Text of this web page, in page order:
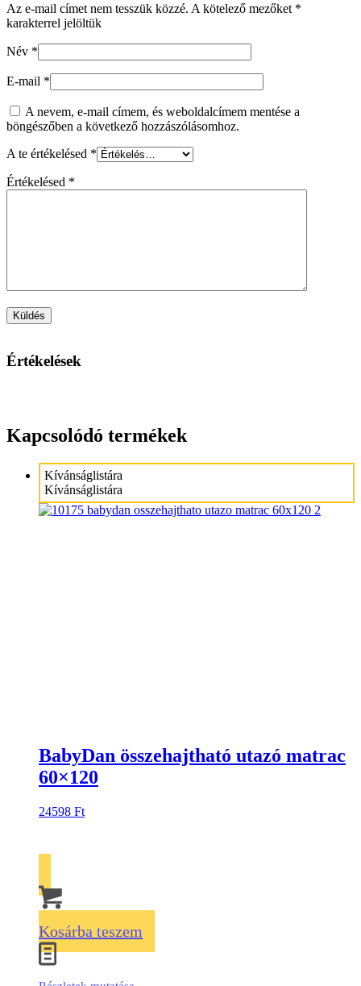
Az e-mail címet nem tesszük közzé. A kötelező mezőket *
karakterrel jelöltük
Név *
E-mail *
A nevem, e-mail címem, és weboldalcímem mentése a
böngészőben a következő hozzászólásomhoz.
A te értékelésed *
Értékelésed *
Értékelések
Kapcsolódó termékek
Kívánságlistára
Kívánságlistára
BabyDan összehajtható utazó matrac
60×120
24598 Ft
Kosárba teszem